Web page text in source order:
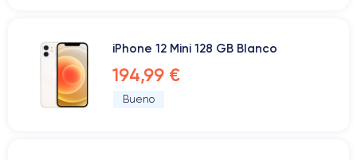
iPhone 12 Mini 128 GB Blanco
194,99 €
Bueno